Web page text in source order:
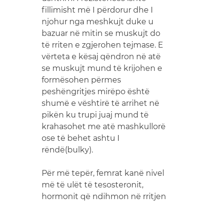
fillimisht më I përdorur dhe I
njohur nga meshkujt duke u
bazuar në mitin se muskujt do
të rriten e zgjerohen tejmase. E
vërteta e kësaj qëndron në atë
se muskujt mund të krijohen e
formësohen përmes
peshëngritjes mirëpo është
shumë e vështirë të arrihet në
pikën ku trupi juaj mund të
krahasohet me atë mashkullorë
ose të behet ashtu I
rëndë(bulky).
Për më tepër, femrat kanë nivel
më të ulët të tesosteronit,
hormonit që ndihmon në rritjen